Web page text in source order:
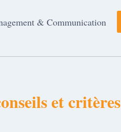
& Communication
et critères